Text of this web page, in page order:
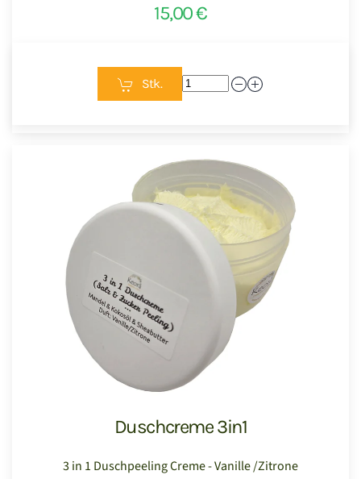
15,00 €
Stk.
Duschcreme 3in1
3 in 1 Duschpeeling Creme - Vanille /Zitrone